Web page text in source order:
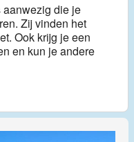
die je
Zij vinden het
Ook krijg je een
en kun je andere